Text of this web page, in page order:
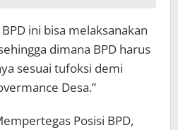
ini bisa melaksanakan
dimana BPD harus
sesuai tufoksi demi
Desa.”
Posisi BPD,